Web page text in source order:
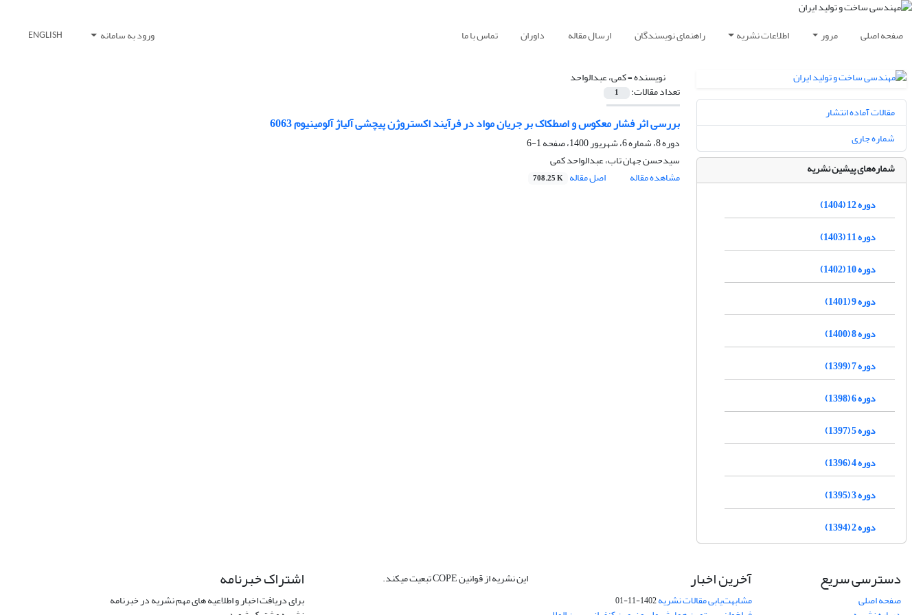
صفحه اصلی مرور اطلاعات نشریه راهنمای نویسندگان ارسال مقاله داوران تماس با ما ورود به سامانه ENGLISH
نویسنده =کمی، عبدالواحد
تعداد مقالات: 1
بررسی اثر فشار معکوس و اصطکاک بر جریان مواد در فرآیند اکستروژن پیچشی آلیاژ آلومینیوم 6063
دوره 8، شماره 6، شهریور 1400، صفحه
1-6
سیدحسن جهان تاب، عبدالواحد کمی
مشاهده مقاله
اصل مقاله 708.25 K
مقالات آماده انتشار
شماره جاری
شماره‌های پیشین نشریه
دوره 12 (1404)
دوره 11 (1403)
دوره 10 (1402)
دوره 9 (1401)
دوره 8 (1400)
دوره 7 (1399)
دوره 6 (1398)
دوره 5 (1397)
دوره 4 (1396)
دوره 3 (1395)
دوره 2 (1394)
دسترسی سریع
صفحه اصلی
آخرین اخبار
مشابهت‌یابی مقالات نشریه1402-11-01
این نشریه از قوانین COPE تبعیت میکند. اشتراک خبرنامه
برای دریافت اخبار و اطلاعیه های مهم نشریه در خبرنامه